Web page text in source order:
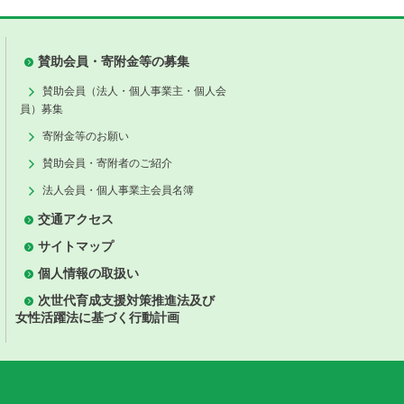
賛助会員・寄附金等の募集
賛助会員（法人・個人事業主・個人会
員）募集
寄附金等のお願い
賛助会員・寄附者のご紹介
法人会員・個人事業主会員名簿
交通アクセス
サイトマップ
個人情報の取扱い
次世代育成支援対策推進法及び
女性活躍法に基づく行動計画